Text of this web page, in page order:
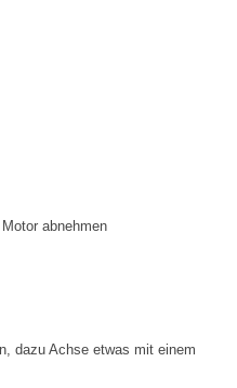
abnehmen
dazu Achse etwas mit einem